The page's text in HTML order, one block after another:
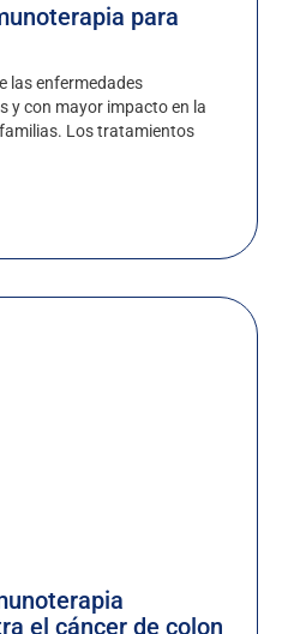
para
las enfermedades
y con mayor impacto en la
Los tratamientos
el cáncer de colon